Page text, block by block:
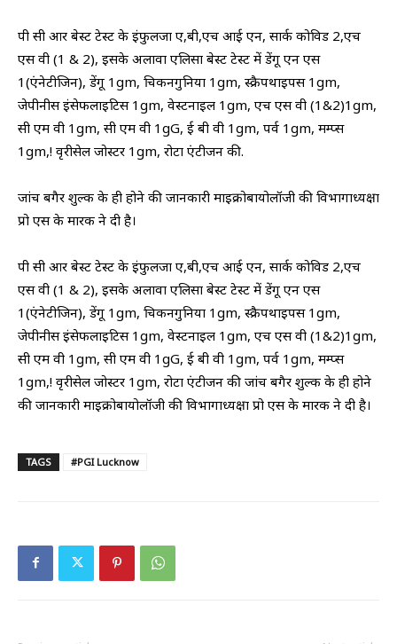
पी सी आर बेस्ट टेस्ट‌ के इंफुलजा ए,बी,एच आई एन, सार्क कोविड 2,एच
एस वी (1 & 2), इसके अलावा एलिसा बेस्ट टेस्ट में डेंगू एन‌ एस
1(एंनेटीजिन), डेंगू 1gm, चिकनगुनिया 1gm, स्क्रैपथाइपस 1gm,
जेपीनीस इंसेफलाइटिस 1gm, वेस्टनाइल 1gm, एच एस वी (1&2)1gm,
सी एम वी 1gm, सी एम वी 1gG, ई बी‌‌ वी 1gm, पर्व 1gm, मम्प्स
1gm,! वृरीसेल जोस्टर 1gm, रोटा एंटीजन की.
जांच बगैर शुल्क के ही होने की जानकारी माइक्रोबायोलॉजी की विभागाध्यक्षा
प्रो एस के मारक ने दी है।
पी सी आर बेस्ट टेस्ट‌ के इंफुलजा ए,बी,एच आई एन, सार्क कोविड 2,एच
एस वी (1 & 2), इसके अलावा एलिसा बेस्ट टेस्ट में डेंगू एन‌ एस
1(एंनेटीजिन), डेंगू 1gm, चिकनगुनिया 1gm, स्क्रैपथाइपस 1gm,
जेपीनीस इंसेफलाइटिस 1gm, वेस्टनाइल 1gm, एच एस वी (1&2)1gm,
सी एम वी 1gm, सी एम वी 1gG, ई बी‌‌ वी 1gm, पर्व 1gm, मम्प्स
1gm,! वृरीसेल जोस्टर 1gm, रोटा एंटीजन की जांच बगैर शुल्क के ही होने
की जानकारी माइक्रोबायोलॉजी की विभागाध्यक्षा प्रो एस के मारक ने दी है।
TAGS #PGI Lucknow